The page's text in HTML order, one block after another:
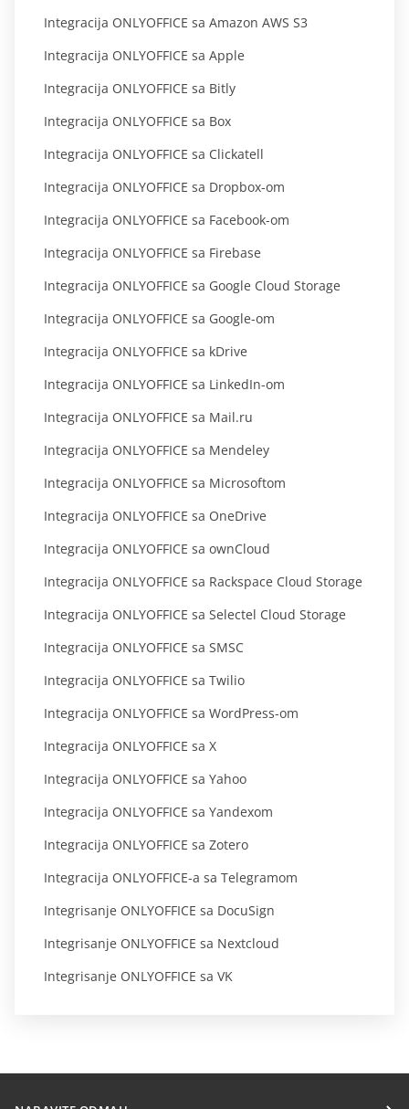
Integracija ONLYOFFICE sa Amazon AWS S3
Integracija ONLYOFFICE sa Apple
Integracija ONLYOFFICE sa Bitly
Integracija ONLYOFFICE sa Box
Integracija ONLYOFFICE sa Clickatell
Integracija ONLYOFFICE sa Dropbox-om
Integracija ONLYOFFICE sa Facebook-om
Integracija ONLYOFFICE sa Firebase
Integracija ONLYOFFICE sa Google Cloud Storage
Integracija ONLYOFFICE sa Google-om
Integracija ONLYOFFICE sa kDrive
Integracija ONLYOFFICE sa LinkedIn-om
Integracija ONLYOFFICE sa Mail.ru
Integracija ONLYOFFICE sa Mendeley
Integracija ONLYOFFICE sa Microsoftom
Integracija ONLYOFFICE sa OneDrive
Integracija ONLYOFFICE sa ownCloud
Integracija ONLYOFFICE sa Rackspace Cloud Storage
Integracija ONLYOFFICE sa Selectel Cloud Storage
Integracija ONLYOFFICE sa SMSC
Integracija ONLYOFFICE sa Twilio
Integracija ONLYOFFICE sa WordPress-om
Integracija ONLYOFFICE sa X
Integracija ONLYOFFICE sa Yahoo
Integracija ONLYOFFICE sa Yandexom
Integracija ONLYOFFICE sa Zotero
Integracija ONLYOFFICE-a sa Telegramom
Integrisanje ONLYOFFICE sa DocuSign
Integrisanje ONLYOFFICE sa Nextcloud
Integrisanje ONLYOFFICE sa VK